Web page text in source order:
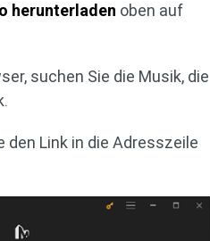
herunterladen oben auf
suchen Sie die Musik, die
den Link in die Adresszeile